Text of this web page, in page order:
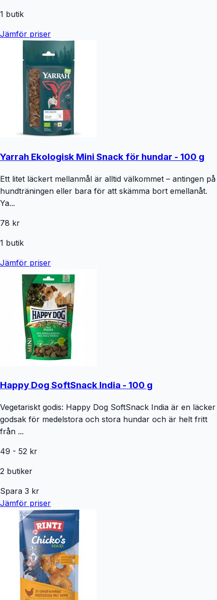
1 butik
Jämför priser
Yarrah Ekologisk Mini Snack för hundar - 100 g
Ett litet läckert mellanmål är alltid välkommet – antingen på
hundträningen eller bara för att skämma bort emellanåt.
Ya...
78 kr
1 butik
Jämför priser
Happy Dog SoftSnack India - 100 g
Vegetariskt godis: Happy Dog SoftSnack India är en läcker
godsak för medelstora och stora hundar och är helt fritt
från ...
49 - 52 kr
2 butiker
Spara 3 kr
Jämför priser